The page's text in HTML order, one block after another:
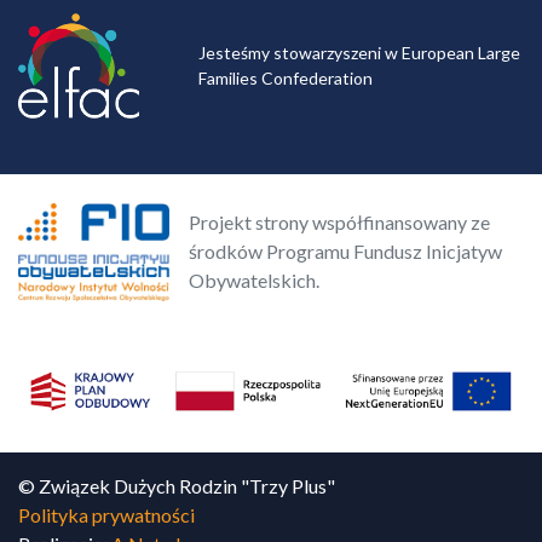
Jesteśmy stowarzyszeni w European Large
Families Confederation
Projekt strony współfinansowany ze
środków Programu Fundusz Inicjatyw
Obywatelskich.
© Związek Dużych Rodzin "Trzy Plus"
Polityka prywatności